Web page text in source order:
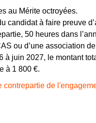
au Mérite octroyées.
candidat à faire preuve
50 heures dans
ou d’une association
juin 2027, le montant
à 1 800 €.
contrepartie de